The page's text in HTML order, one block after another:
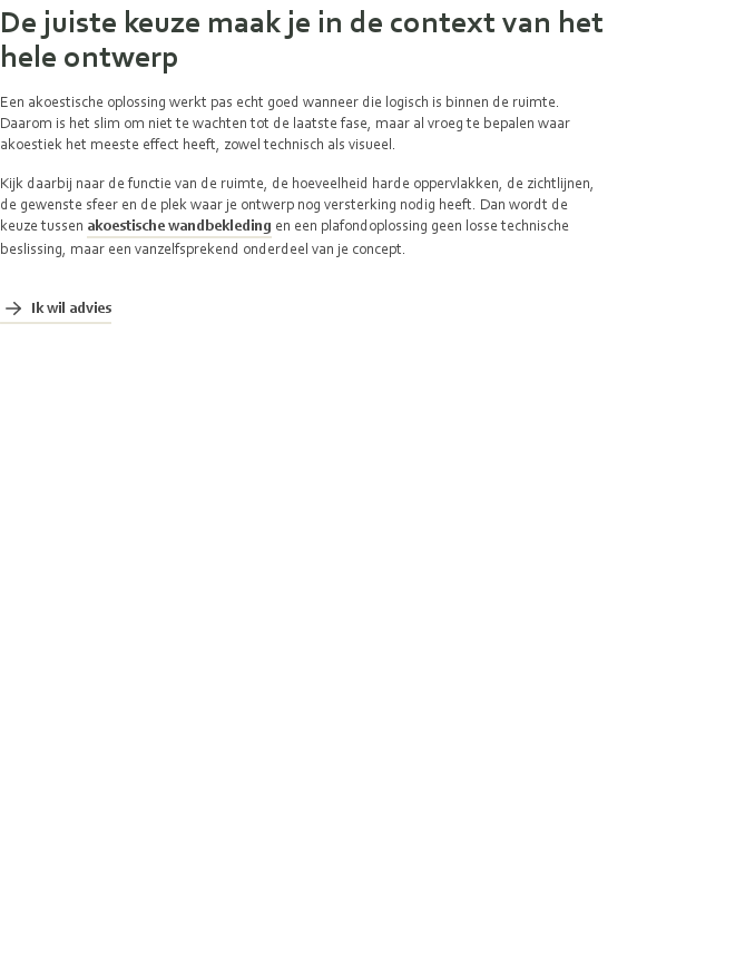
De juiste keuze maak je in de context van het
hele ontwerp
Een akoestische oplossing werkt pas echt goed wanneer die logisch is binnen de ruimte.
Daarom is het slim om niet te wachten tot de laatste fase, maar al vroeg te bepalen waar
akoestiek het meeste effect heeft, zowel technisch als visueel.
Kijk daarbij naar de functie van de ruimte, de hoeveelheid harde oppervlakken, de zichtlijnen,
de gewenste sfeer en de plek waar je ontwerp nog versterking nodig heeft. Dan wordt de
keuze tussen akoestische wandbekleding en een plafondoplossing geen losse technische
beslissing, maar een vanzelfsprekend onderdeel van je concept.
Ik wil advies